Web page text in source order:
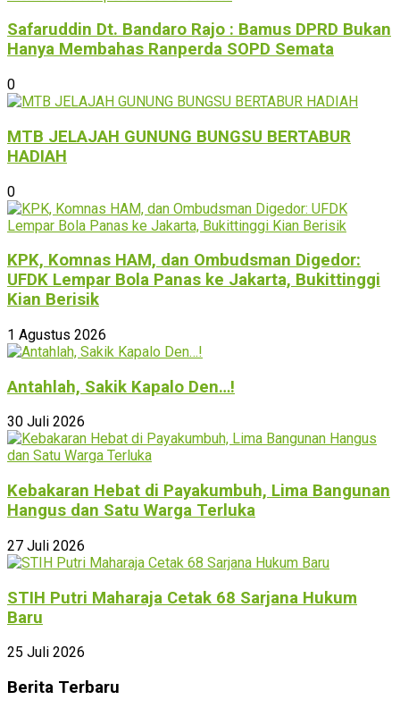
Safaruddin Dt. Bandaro Rajo : Bamus DPRD Bukan
Hanya Membahas Ranperda SOPD Semata
0
MTB JELAJAH GUNUNG BUNGSU BERTABUR
HADIAH
0
KPK, Komnas HAM, dan Ombudsman Digedor:
UFDK Lempar Bola Panas ke Jakarta, Bukittinggi
Kian Berisik
1 Agustus 2026
Antahlah, Sakik Kapalo Den…!
30 Juli 2026
Kebakaran Hebat di Payakumbuh, Lima Bangunan
Hangus dan Satu Warga Terluka
27 Juli 2026
STIH Putri Maharaja Cetak 68 Sarjana Hukum
Baru
25 Juli 2026
Berita Terbaru